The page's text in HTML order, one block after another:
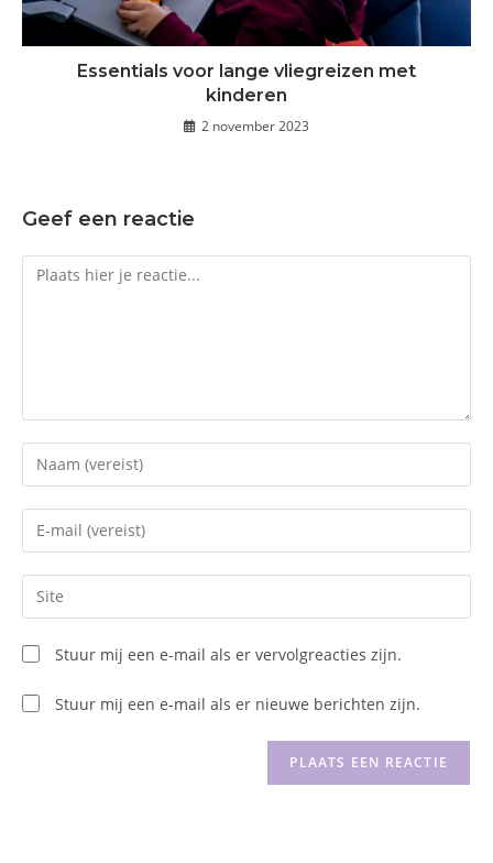
Essentials voor lange vliegreizen met
kinderen
2 november 2023
Geef een reactie
Reactie
Voer
je
naam
om
te
Voer
je
e-
mail
om
kunnen
Voer
je
site
URL
in
Stuur mij een e-mail als er vervolgreacties zijn.
Stuur mij een e-mail als er nieuwe berichten zijn.